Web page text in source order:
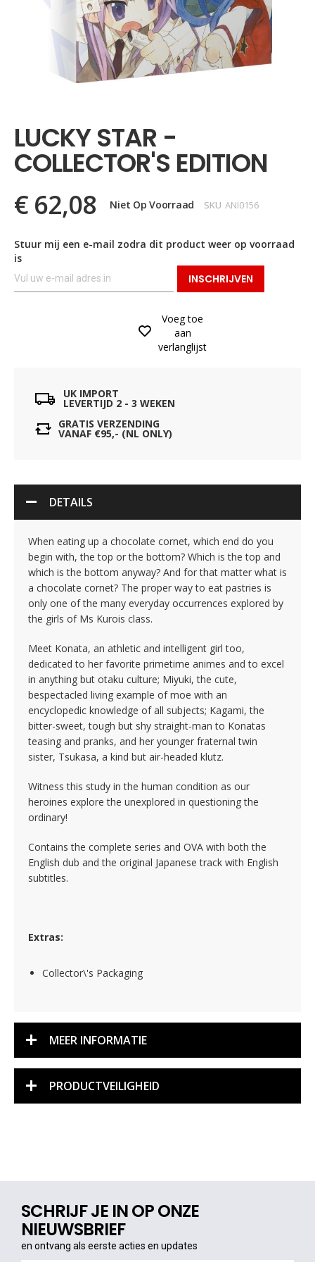
begin
van
de
afbeeldingen-
LUCKY STAR -
COLLECTOR'S EDITION
€ 62,08 Niet Op Voorraad SKU ANI0156
Stuur mij een e-mail zodra dit product weer op voorraad
is
INSCHRIJVEN
Voeg toe
aan
verlanglijst
UK IMPORT
LEVERTIJD 2 - 3 WEKEN
GRATIS VERZENDING
VANAF €95,- (NL ONLY)
DETAILS
When eating up a chocolate cornet, which end do you
begin with, the top or the bottom? Which is the top and
which is the bottom anyway? And for that matter what is
a chocolate cornet? The proper way to eat pastries is
only one of the many everyday occurrences explored by
the girls of Ms Kurois class.
Meet Konata, an athletic and intelligent girl too,
dedicated to her favorite primetime animes and to excel
in anything but otaku culture; Miyuki, the cute,
bespectacled living example of moe with an
encyclopedic knowledge of all subjects; Kagami, the
bitter-sweet, tough but shy straight-man to Konatas
teasing and pranks, and her younger fraternal twin
sister, Tsukasa, a kind but air-headed klutz.
Witness this study in the human condition as our
heroines explore the unexplored in questioning the
ordinary!
Contains the complete series and OVA with both the
English dub and the original Japanese track with English
subtitles.
Extras:
Collector\'s Packaging
MEER INFORMATIE
PRODUCTVEILIGHEID
SCHRIJF JE IN OP ONZE
NIEUWSBRIEF
en ontvang als eerste acties en updates